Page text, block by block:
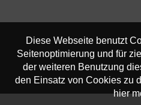
Diese Webseite benutzt
Seitenoptimierung und für
der weiteren Benutzung
den Einsatz von Cookies zu
hier